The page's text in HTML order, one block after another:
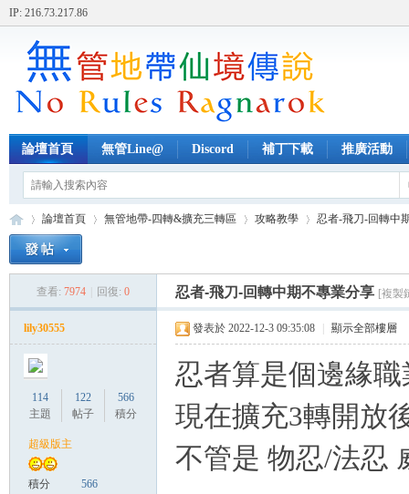
IP: 216.73.217.86
論壇首頁 無管Line@ Discord 補丁下載 推廣活動
論壇首頁 無管地帶-四轉&擴充三轉區
›
攻略教學
›
忍者-飛刀-回轉中
查看: 7974 回復: 0 忍者-飛刀-回轉中期不專業分享 [複製
lily30555
114
主題
122
帖子
566
積分
超級版主
積分 566
發表於 2022-12-3 09:35:08 顯示全部樓層
忍者算是個邊緣職
現在擴充3轉開放
不管是 物忍/法忍